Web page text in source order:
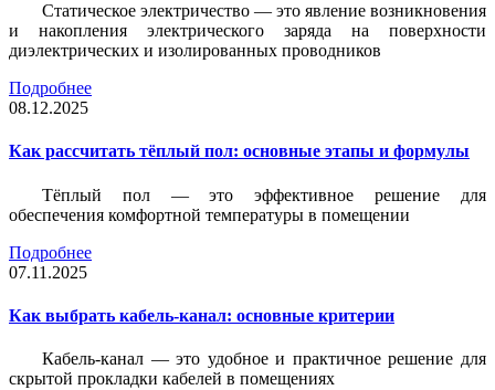
Статическое электричество — это явление возникновения
и накопления электрического заряда на поверхности
диэлектрических и изолированных проводников
Подробнее
08.12.2025
Как рассчитать тёплый пол: основные этапы и формулы
Тёплый пол — это эффективное решение для
обеспечения комфортной температуры в помещении
Подробнее
07.11.2025
Как выбрать кабель-канал: основные критерии
Кабель-канал — это удобное и практичное решение для
скрытой прокладки кабелей в помещениях